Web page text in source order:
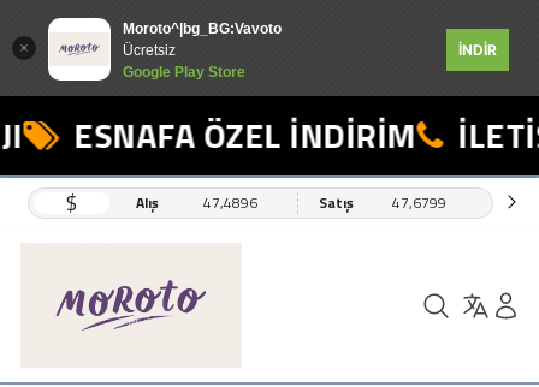
Moroto^|bg_BG:Vavoto
Ücretsiz
Google Play Store
İNDİR
ESNAFA ÖZEL İNDİRİM
$ Alış 47,4896 Satış 47,6799